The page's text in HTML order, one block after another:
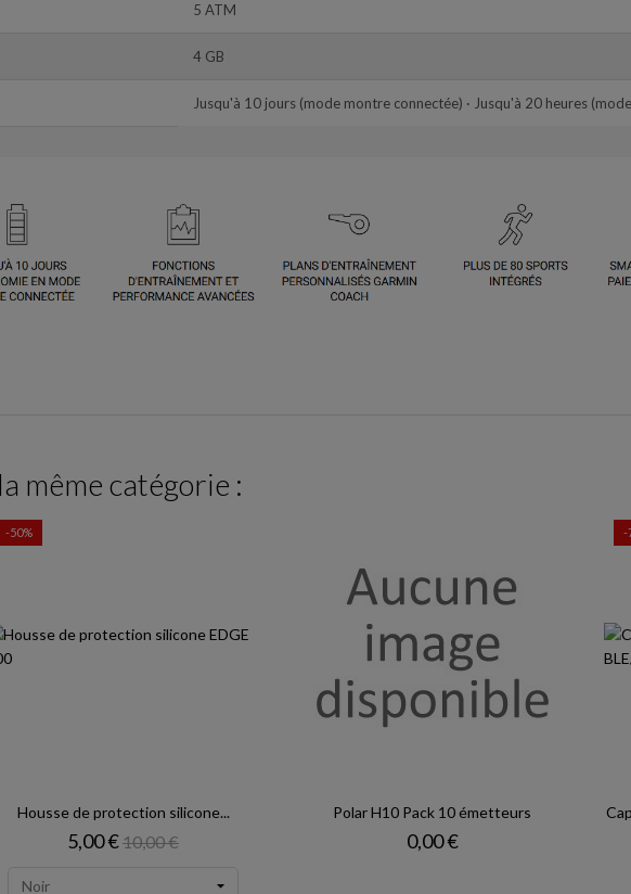
5 ATM
4 GB
Jusqu'à 10 jours (mode montre connectée) · Jusqu'à 20 heures
même catégorie :
Housse de protection silicone...
Prix
5,00 €Prix de base
10,00 €
-50%
Polar H10 Pack 10 émetteurs
Prix
0,00 €
-